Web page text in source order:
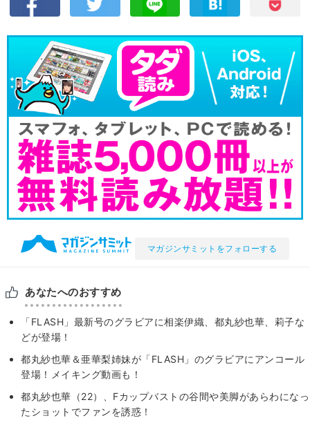
マガジンサミットをフォローする
あなたへのおすすめ
「FLASH」最新号のグラビアに相楽伊織、都丸紗也華、莉子な
どが登場！
都丸紗也華＆亜華梨姉妹が「FLASH」のグラビアにアンコール
登場！メイキング動画も！
都丸紗也華（22）、Fカップバストの谷間や美脚があらわになっ
たショットでファンを誘惑！